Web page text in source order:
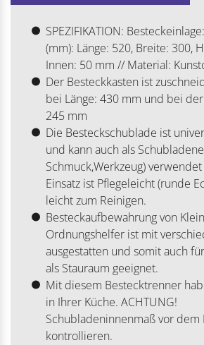
SPEZIFIKATION:
(mm): Länge: 520, Breite: 300,
Innen: 50 mm // Material:
Der Besteckkasten ist
bei Länge: 430 mm und bei
245 mm
Die Besteckschublade ist
und kann auch als
Schmuck,Werkzeug)
Einsatz ist Pflegeleicht (runde
leicht zum Reinigen.
Besteckaufbewahrung von
Ordnungshelfer ist mit
ausgestatten und somit auch
als Stauraum geeignet.
Mit diesem Bestecktrenner
in Ihrer Küche. ACHTUNG!
Schubladeninnenmaß vor dem
kontrollieren.